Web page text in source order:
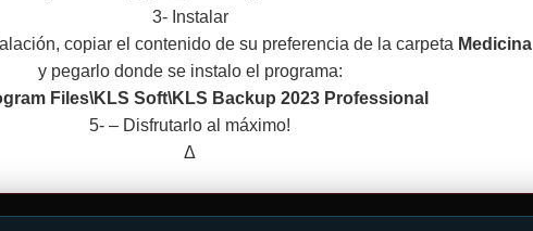
3- Instalar
copiar el contenido de su preferencia de la carpeta Medicina
y pegarlo donde se instalo el programa:
Files\KLS Soft\KLS Backup 2023 Professional
5- – Disfrutarlo al máximo!
Δ